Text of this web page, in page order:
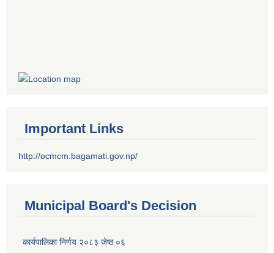
Important Links
http://ocmcm.bagamati.gov.np/
Municipal Board's Decision
कार्यपालिका निर्णय २०८३ जेष्ठ ०६